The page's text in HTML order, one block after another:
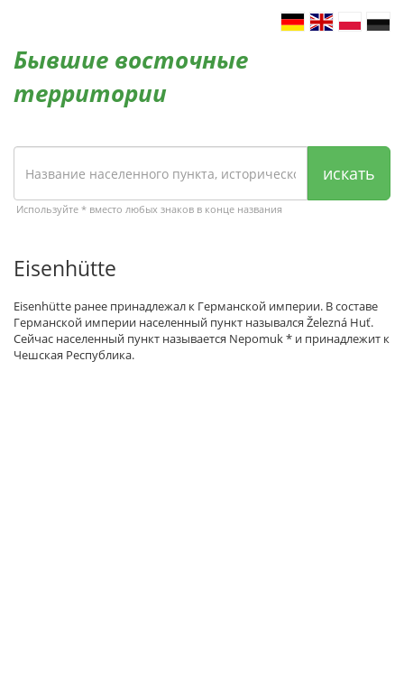
Бывшие восточные
территории
искать
Используйте * вместо любых знаков в конце названия
Eisenhütte
Eisenhütte ранее принадлежал к Германской империи. В составе
Германской империи населенный пункт назывался Železná Huť.
Сейчас населенный пункт называется Nepomuk * и принадлежит к
Чешская Республика.